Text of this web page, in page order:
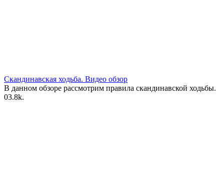
Скандинавская ходьба. Видео обзор
В данном обзоре рассмотрим правила скандинавской ходьбы.
03.8k.